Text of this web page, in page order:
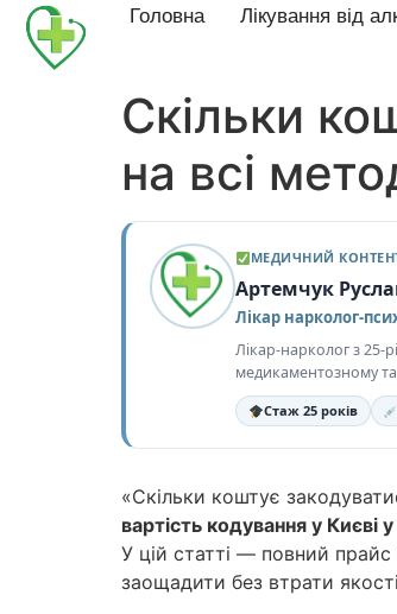
Головна Лікування від
Скільки
на всі
МЕДИЧНИЙ
Артемчук
Лікар нарколог-
Лікар-нарколог з 25-
медикаментозному та
Стаж 25 років
«Скільки коштує
вартість кодування у Києві
У цій статті — повний прайс
заощадити без втрати